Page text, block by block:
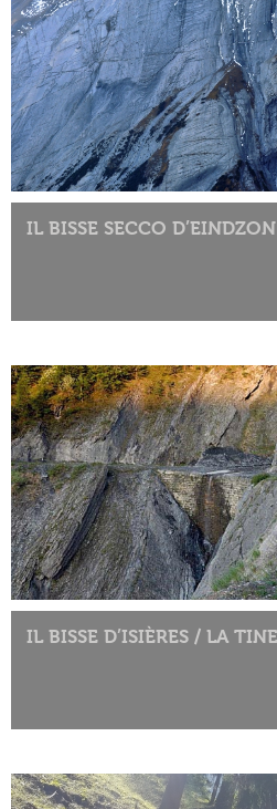
IL BISSE SECCO D’EINDZON
IL BISSE D’ISIÈRES / LA TINE